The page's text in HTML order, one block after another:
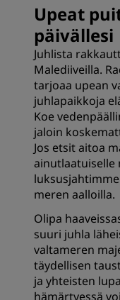
Upeat
päivällesi
Juhlista
Malediiveilla.
tarjoaa upean
juhlapaikkoja
Koe
jaloin
Jos etsit aitoa
ainutlaatuiselle
meren aalloilla.
Olipa
suuri juhla
valtameren
täydellisen
ja yhteisten
hämärtyessä